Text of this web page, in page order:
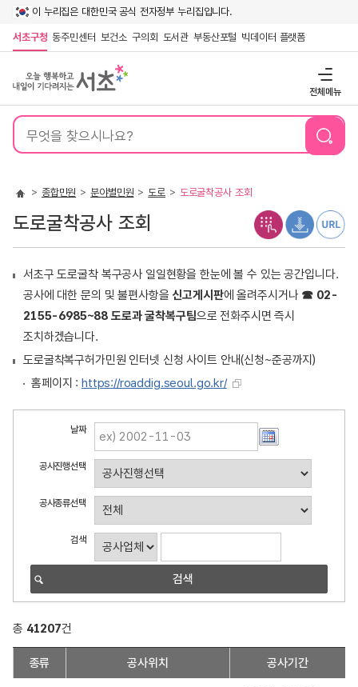
이 누리집은 대한민국 공식 전자정부 누리집입니다.
서초구청 동주민센터 보건소 구의회 도서관 부동산포털 빅데이터 플랫폼
전체메뉴
통
검
종합민원 분야별민원 도로 도로굴착공사 조회
도로굴착공사 조회
서초구 도로굴착 복구공사 일일현황을 한눈에 볼 수 있는 공간입니다.
공사에 대한 문의 및 불편사항을 신고게시판에 올려주시거나 ☎ 02-
2155-6985~88 도로과 굴착복구팀으로 전화주시면 즉시
조치하겠습니다.
도로굴착복구허가민원 인터넷 신청 사이트 안내(신청~준공까지)
홈페이지 : https://roaddig.seoul.go.kr/
도
로
착
복
공
사
날짜
공사진행선택
공사종류선택
검색
총 41207건
종류 공사위치 공사기간